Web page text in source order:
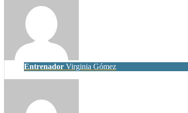
Entrenador Virginia Gómez